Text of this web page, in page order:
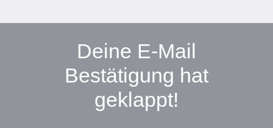
Deine E-Mail
Bestätigung hat
geklappt!